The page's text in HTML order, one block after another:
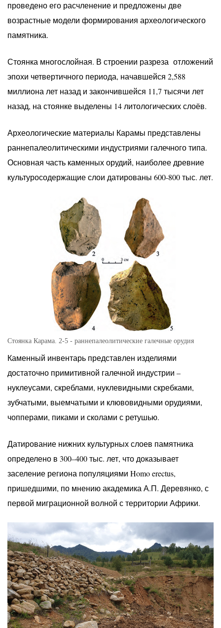
проведено его расчленение и предложены две
возрастные модели формирования археологического
памятника.
Стоянка многослойная. В строении разреза отложений
эпохи четвертичного периода, начавшейся 2,588
миллиона лет назад и закончившейся 11,7 тысячи лет
назад, на стоянке выделены 14 литологических слоёв.
Археологические материалы Карамы представлены
раннепалеолитическими индустриями галечного типа.
Основная часть каменных орудий, наиболее древние
культуросодержащие слои датированы 600-800 тыс. лет.
Стоянка Карама. 2-5 - раннепалеолитические галечные орудия
Каменный инвентарь представлен изделиями
достаточно примитивной галечной индустрии –
нуклеусами, скреблами, нуклевидными скребками,
зубчатыми, выемчатыми и клювовидными орудиями,
чопперами, пиками и сколами с ретушью.
Датирование нижних культурных слоев памятника
определено в 300–400 тыс. лет, что доказывает
заселение региона популяциями Homo erectus,
пришедшими, по мнению академика А.П. Деревянко, с
первой миграционной волной с территории Африки.